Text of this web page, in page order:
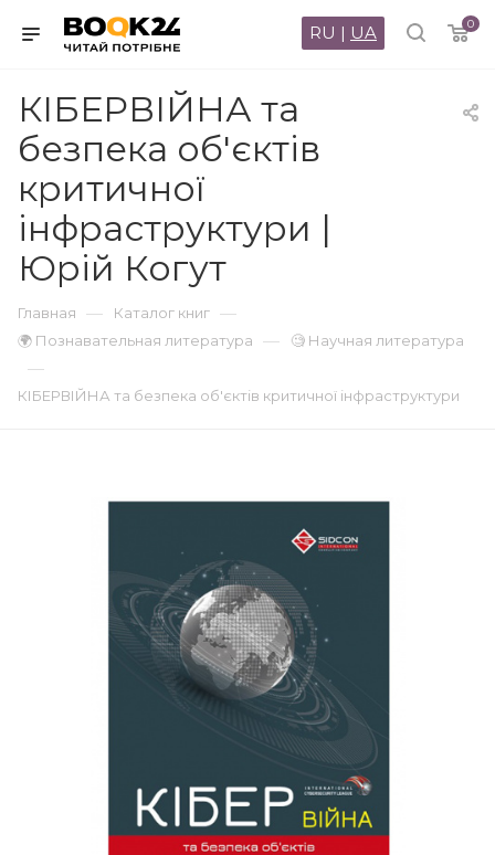
0
RU | UA
КІБЕРВІЙНА та
безпека об'єктів
критичної
інфраструктури |
Юрій Когут
Главная — Каталог книг —
🌍 Познавательная литература — 🧐 Научная литература
—
КІБЕРВІЙНА та безпека об'єктів критичної інфраструктури